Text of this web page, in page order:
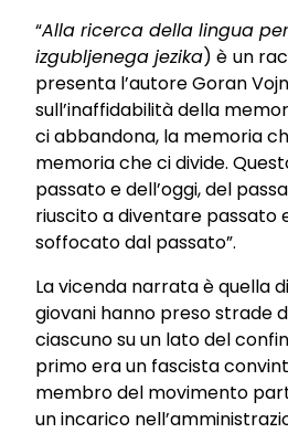
“Alla ricerca della lingua
izgubljenega jezika) è un
presenta l’autore Goran
sull’inaffidabilità della
ci abbandona, la memoria
memoria che ci divide.
passato e dell’oggi, del
riuscito a diventare passato
soffocato dal passato”.
La vicenda narrata è quella
giovani hanno preso strade
ciascuno su un lato del
primo era un fascista
membro del movimento
un incarico